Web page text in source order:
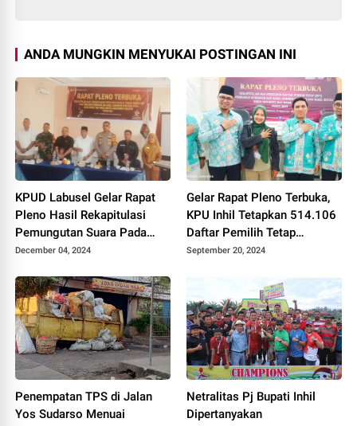
ANDA MUNGKIN MENYUKAI POSTINGAN INI
KPUD Labusel Gelar Rapat
Pleno Hasil Rekapitulasi
Pemungutan Suara Pada
Pilkada Serentak 2024
December 04, 2024
Gelar Rapat Pleno Terbuka,
KPU Inhil Tetapkan 514.106
Daftar Pemilih Tetap
Tersebar di 1.558 TPS
September 20, 2024
Penempatan TPS di Jalan
Yos Sudarso Menuai
Netralitas Pj Bupati Inhil
Dipertanyakan